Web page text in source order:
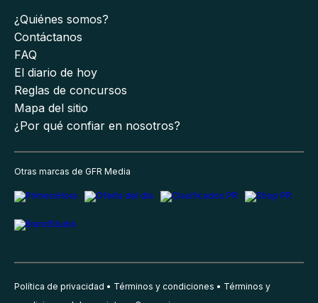
¿Quiénes somos?
Contáctanos
FAQ
El diario de hoy
Reglas de concursos
Mapa del sitio
¿Por qué confiar en nosotros?
Otras marcas de GFR Media
Política de privacidad Términos y condiciones
Términos y